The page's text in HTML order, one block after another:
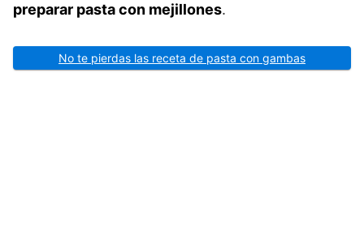
preparar pasta con mejillones.
No te pierdas las receta de pasta con gambas